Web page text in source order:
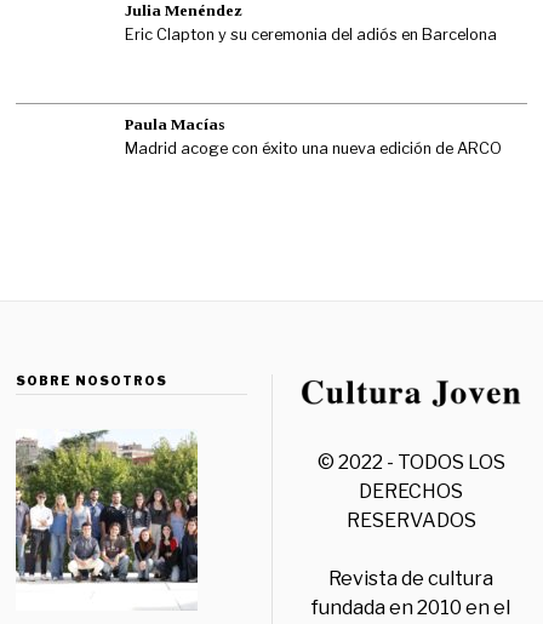
Julia Menéndez
Eric Clapton y su ceremonia del adiós en Barcelona
Paula Macías
Madrid acoge con éxito una nueva edición de ARCO
SOBRE NOSOTROS
© 2022 - TODOS LOS
DERECHOS
RESERVADOS
Revista de cultura
fundada en 2010 en el